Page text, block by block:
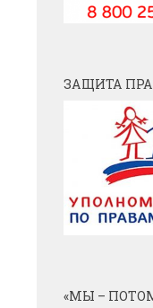
ЗАЩИТА
«МЫ –